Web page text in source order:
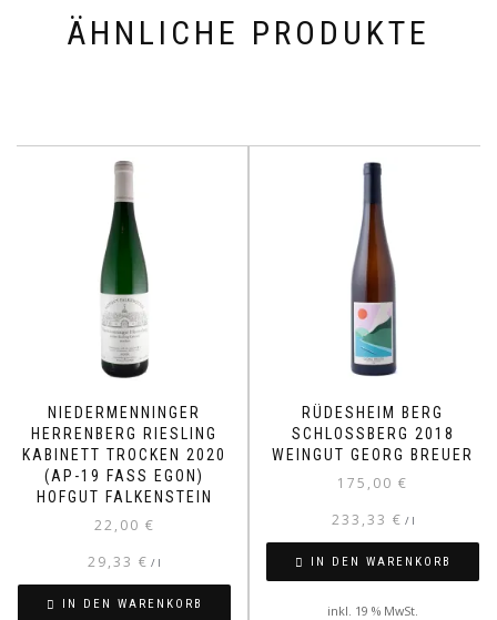
ÄHNLICHE PRODUKTE
NIEDERMENNINGER
HERRENBERG RIESLING
KABINETT TROCKEN 2020
(AP-19 FASS EGON)
HOFGUT FALKENSTEIN
22,00 €
29,33 € / l
IN DEN WARENKORB
RÜDESHEIM BERG
SCHLOSSBERG 2018
WEINGUT GEORG BREUER
175,00 €
233,33 € / l
IN DEN WARENKORB
inkl. 19 % MwSt.